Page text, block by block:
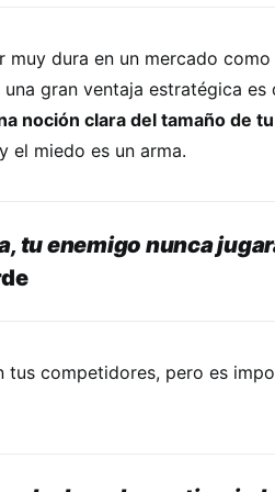
muy dura en un mercado
gran ventaja estratégica es
noción clara del tamaño de
el miedo es un arma.
tu enemigo nunca
tus competidores, pero es